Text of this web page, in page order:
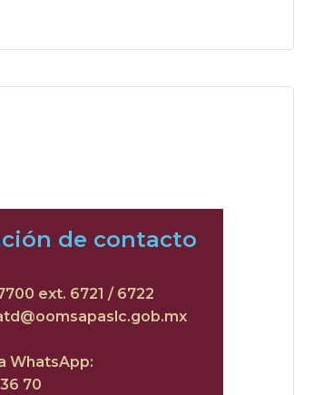
de contacto
ext. 6721 / 6722
WhatsApp:
70